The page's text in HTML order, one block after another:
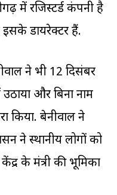
में रजिस्टर्ड कंपनी है
इसके डायरेक्टर हैं.
ने भी 12 दिसंबर
और बिना नाम
किया. बेनीवाल ने
ने स्थानीय लोगों को
के मंत्री की भूमिका